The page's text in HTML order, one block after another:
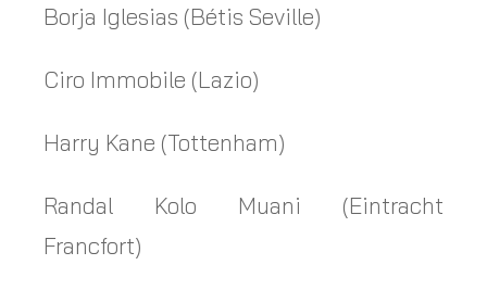
Borja Iglesias (Bétis Seville)
Ciro Immobile (Lazio)
Harry Kane (Tottenham)
Randal Kolo Muani (Eintracht
Francfort)